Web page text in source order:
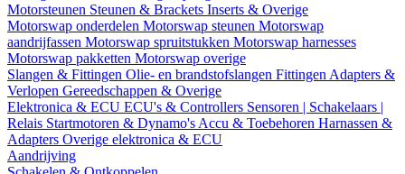
Motorsteunen Steunen & Brackets Inserts & Overige
Motorswap onderdelen Motorswap steunen Motorswap
aandrijfassen Motorswap spruitstukken Motorswap harnesses
Motorswap pakketten Motorswap overige
Slangen & Fittingen Olie- en brandstofslangen Fittingen Adapters &
Verlopen Gereedschappen & Overige
Elektronica & ECU ECU's & Controllers Sensoren | Schakelaars |
Relais Startmotoren & Dynamo's Accu & Toebehoren Harnassen &
Adapters Overige elektronica & ECU
Aandrijving